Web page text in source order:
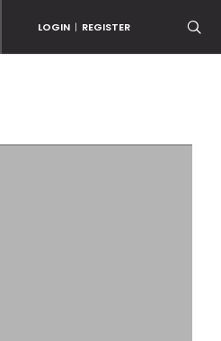
LOGIN | REGISTER